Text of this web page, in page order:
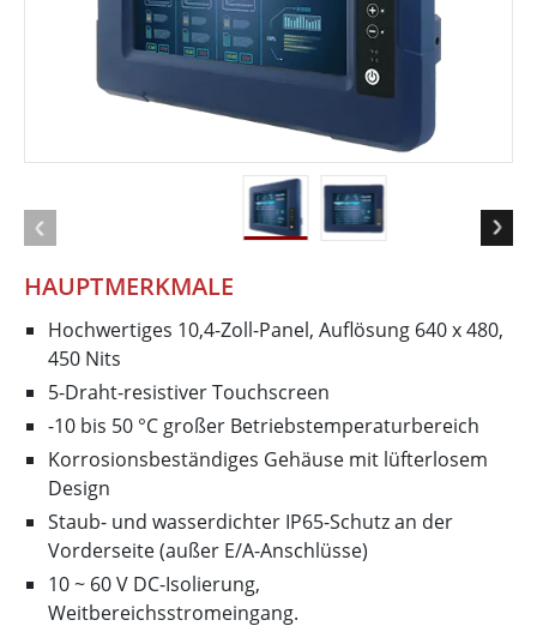
HAUPTMERKMALE
Hochwertiges 10,4-Zoll-Panel, Auflösung 640 x 480,
450 Nits
5-Draht-resistiver Touchscreen
-10 bis 50 °C großer Betriebstemperaturbereich
Korrosionsbeständiges Gehäuse mit lüfterlosem
Design
Staub- und wasserdichter IP65-Schutz an der
Vorderseite (außer E/A-Anschlüsse)
10 ~ 60 V DC-Isolierung,
Weitbereichsstromeingang.